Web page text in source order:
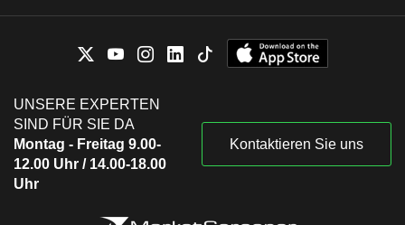
UNSERE EXPERTEN
SIND FÜR SIE DA
Montag - Freitag 9.00-
12.00 Uhr / 14.00-18.00
Uhr
Kontaktieren Sie uns